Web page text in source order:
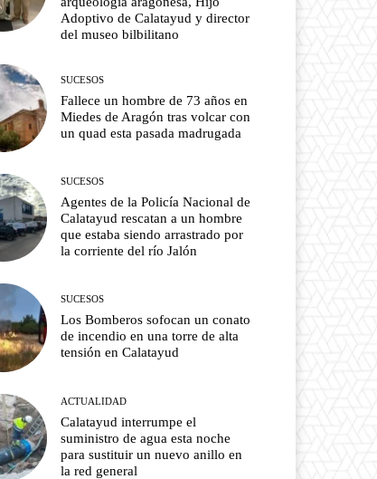
Adoptivo de Calatayud y director
del museo bilbilitano
SUCESOS
Fallece un hombre de 73 años en
Miedes de Aragón tras volcar con
un quad esta pasada madrugada
SUCESOS
Agentes de la Policía Nacional de
Calatayud rescatan a un hombre
que estaba siendo arrastrado por
la corriente del río Jalón
SUCESOS
Los Bomberos sofocan un conato
de incendio en una torre de alta
tensión en Calatayud
ACTUALIDAD
Calatayud interrumpe el
suministro de agua esta noche
para sustituir un nuevo anillo en
la red general